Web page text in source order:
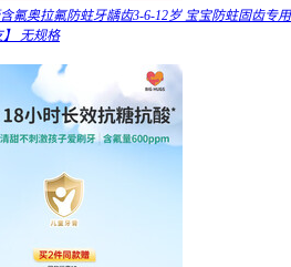
氟奥拉氟防蛀牙龋齿3-6-12岁 宝宝防蛀固齿专用
】 无规格